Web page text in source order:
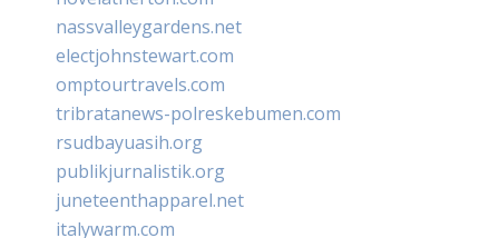
nassvalleygardens.net
electjohnstewart.com
omptourtravels.com
tribratanews-polreskebumen.com
rsudbayuasih.org
publikjurnalistik.org
juneteenthapparel.net
italywarm.com